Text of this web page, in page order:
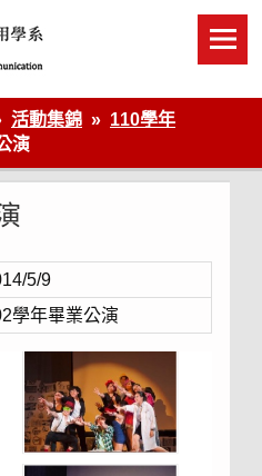
活動集錦
110學年
演
5/9
學年畢業公演